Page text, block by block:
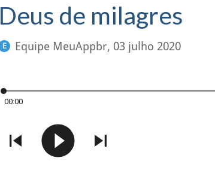
Deus de milagres
E Equipe MeuAppbr, 03 julho 2020
00:00